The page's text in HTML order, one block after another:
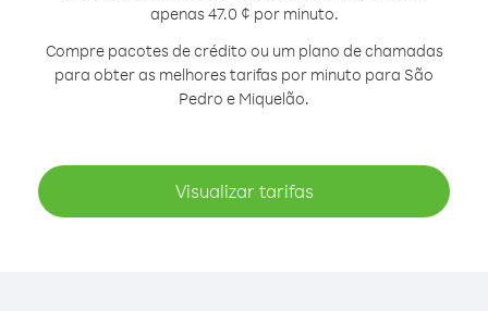
apenas 47.0 ¢ por minuto.
Compre pacotes de crédito ou um plano de chamadas
para obter as melhores tarifas por minuto para São
Pedro e Miquelão.
Visualizar tarifas